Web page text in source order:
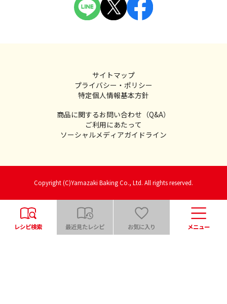
サイトマップ
プライバシー・ポリシー
特定個人情報基本方針
商品に関するお問い合わせ（Q&A）
ご利用にあたって
ソーシャルメディアガイドライン
Copyright (C)Yamazaki Baking Co., Ltd. All rights reserved.
レシピ検索 最近見たレシピ お気に入り メニュー